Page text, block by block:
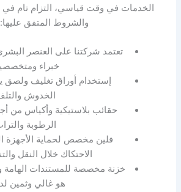
الخدمات في وقت قياسي، التزام تام في
والشروط المتفق عليها:
تعتمد شركتنا على العنصر
خبراء
إستخدام أوراق تغليف
الخدوش
حقائب بلاستيكية وأكياس من
الرطوبة
فلين مخصص لحماية الأجهزة
الاحتكاك خلال النقل
خزنة مخصصة للمستندات الهامة
هو غالي وثمين